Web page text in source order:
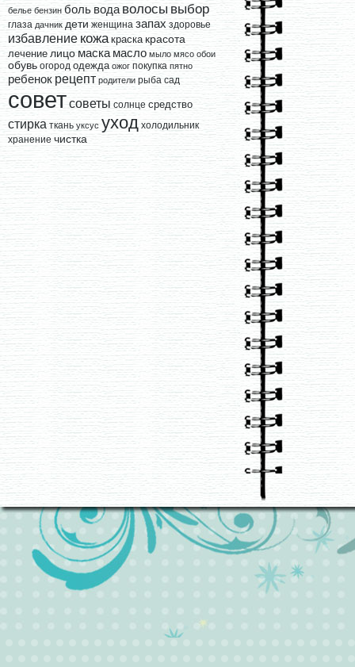
белье бензин боль вода волосы выбор
глаза дачник дети женщина запах здоровье
избавление кожа краска красота
лечение лицо маска масло мыло мясо обои
обувь огород одежда ожог покупка пятно
ребенок рецепт родители рыба сад
советсоветы солнце средство
стирка ткань уксус уход холодильник
хранение чистка